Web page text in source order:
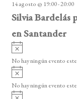
o
14 agosto @ 19:00-20:00
Silvia Bardelás
en Santander
A
v
i
o
No hay ningún evento
A
v
i
No hay ningún evento
A